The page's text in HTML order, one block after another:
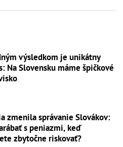
výsledkom je unikátny
Na Slovensku máme špičkové
zmenila správanie Slovákov:
s peniazmi, keď
zbytočne riskovať?